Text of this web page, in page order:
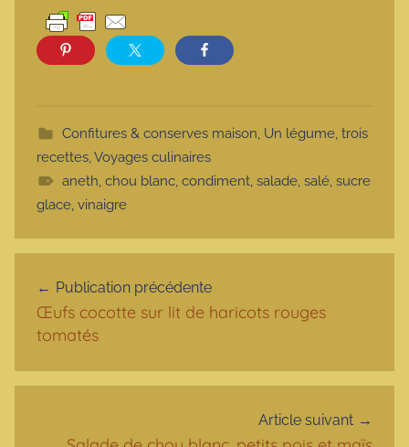
Confitures & conserves maison, Un légume, trois
recettes,Voyages culinaires
aneth, chou blanc, condiment, salade, salé, sucre
glace, vinaigre
Publication précédente
Œufs cocotte sur lit de haricots rouges
tomatés
Article suivant